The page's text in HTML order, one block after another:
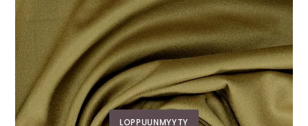
LOPPUUNMYYTY